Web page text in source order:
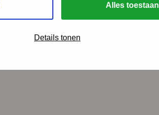
Alles toestaan
Details tonen